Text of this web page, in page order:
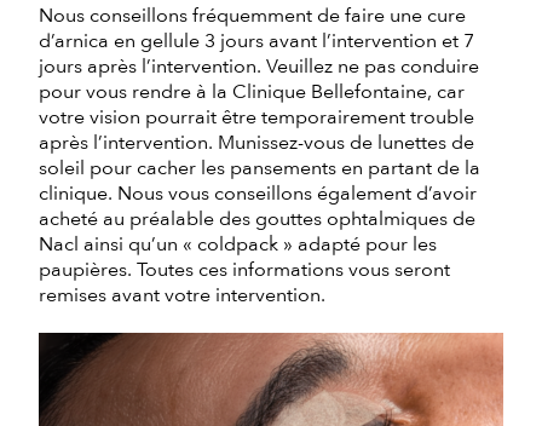
Nous conseillons fréquemment de faire une cure
d’arnica en gellule 3 jours avant l’intervention et 7
jours après l’intervention. Veuillez ne pas conduire
pour vous rendre à la Clinique Bellefontaine, car
votre vision pourrait être temporairement trouble
après l’intervention. Munissez-vous de lunettes de
soleil pour cacher les pansements en partant de la
clinique. Nous vous conseillons également d’avoir
acheté au préalable des gouttes ophtalmiques de
Nacl ainsi qu’un « coldpack » adapté pour les
paupières. Toutes ces informations vous seront
remises avant votre intervention.